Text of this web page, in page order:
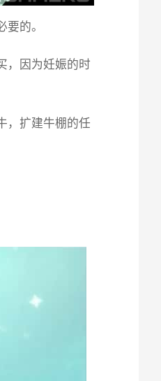
的。
，因为妊娠的时
，扩建牛棚的任